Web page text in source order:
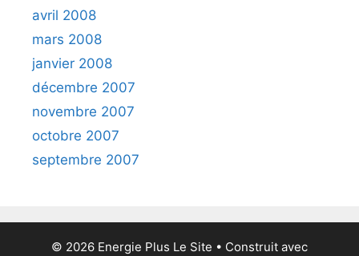
avril 2008
mars 2008
janvier 2008
décembre 2007
novembre 2007
octobre 2007
septembre 2007
© 2026 Energie Plus Le Site • Construit avec